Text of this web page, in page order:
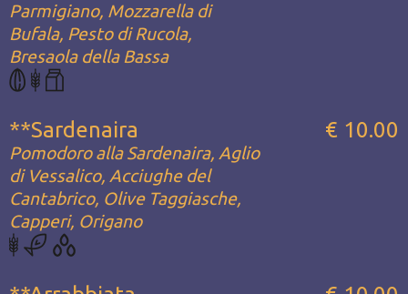
Parmigiano, Mozzarella di
Bufala, Pesto di Rucola,
Bresaola della Bassa
**Sardenaira
Pomodoro alla Sardenaira, Aglio
di Vessalico, Acciughe del
Cantabrico, Olive Taggiasche,
Capperi, Origano
€ 10.00